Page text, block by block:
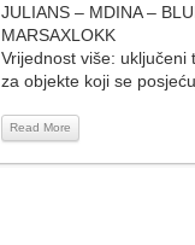
JULIANS – MDINA –
MARSAXLOKK
Vrijednost više: uključeni
za objekte koji se
Read More